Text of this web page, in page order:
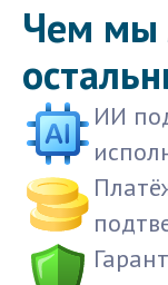
Чем мы
ИИ